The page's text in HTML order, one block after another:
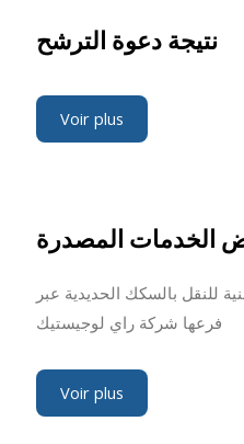
نتيجة دعوة الترشح
Voir plus
الخدمات المصدرة
للنقل بالسكك الحديدية عبر
فرعها شركة راي لوجيستيك
Voir plus